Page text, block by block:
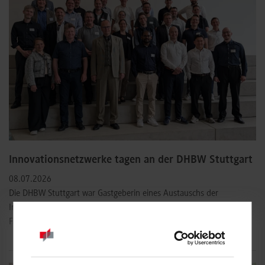
Innovationsnetzwerke tagen an der DHBW Stuttgart
08.07.2026
Die DHBW Stuttgart war Gastgeberin eines Austauschs der
Innovationsnetzwerke FREEM, HERM und PERMARE. Rund 30
Fachleute aus Forschung und Industrie…